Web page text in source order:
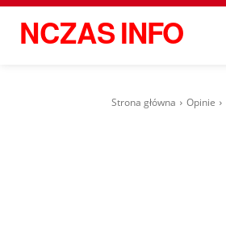
NCZASINFO
Strona główna Opinie